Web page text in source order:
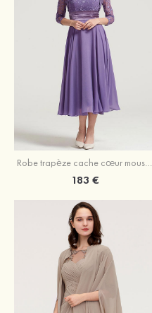
Robe trapèze cache cœur mousseline longueur mollet robe de mère de la mariée avec plissé veste
183 €